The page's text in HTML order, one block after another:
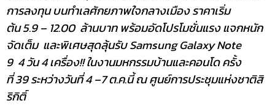
การลงทุน บนทำเลศักยภาพใจกลางเมือง ราคาเริ่ม
ต้น 5.9 – 12.00 ล้านบาท พร้อมอัดโปรโมชั่นแรง แจกหนัก
จัดเต็ม และพิเศษสุดลุ้นรับ Samsung Galaxy Note
9 4 วัน 4 เครื่อง!! ในงานมหกรรมบ้านและคอนโด ครั้ง
ที่ 39 ระหว่างวันที่ 4 –7 ต.ค.นี้ ณ ศูนย์การประชุมแห่งชาติสิ
ริกิติ์